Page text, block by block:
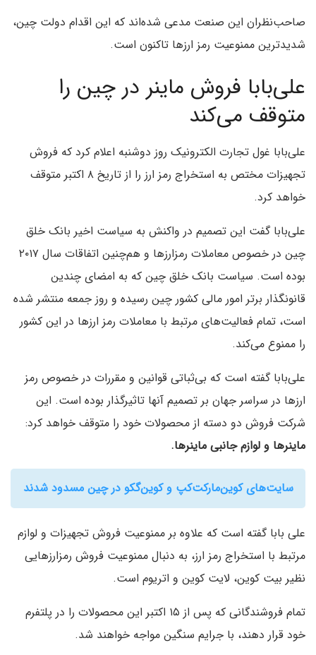
صاحب‌نظران این صنعت مدعی شده‌اند که این اقدام دولت چین،
شدیدترین ممنوعیت رمز ارزها تاکنون است.
علی‌بابا فروش ماینر در چین را
متوقف می‌کند
علی‌بابا غول تجارت الکترونیک روز دوشنبه اعلام کرد که فروش
تجهیزات مختص به استخراج رمز ارز را از تاریخ ۸ اکتبر متوقف
خواهد کرد.
علی‌بابا گفت این تصمیم در واکنش به سیاست اخیر بانک خلق
چین در خصوص معاملات رمزارزها و هم‌چنین اتفاقات سال ۲۰۱۷
بوده است. سیاست بانک خلق چین که به امضای چندین
قانونگذار برتر امور مالی کشور چین رسیده و روز جمعه منتشر شده
است، تمام فعالیت‌های مرتبط با معاملات رمز ارزها در این کشور
را ممنوع می‌کند.
علی‌بابا گفته است که بی‌ثباتی قوانین و مقررات در خصوص رمز
ارزها در سراسر جهان بر تصمیم آنها تاثیرگذار بوده است. این
شرکت فروش دو دسته از محصولات خود را متوقف خواهد کرد:
ماینرها و لوازم جانبی ماینرها.
سایت‌های کوین‌مارکت‌کپ و کوین‌گکو در چین مسدود شدند
علی بابا گفته است که علاوه بر ممنوعیت فروش تجهیزات و لوازم
مرتبط با استخراج رمز ارز، به دنبال ممنوعیت فروش رمزارزهایی
نظیر بیت کوین، لایت کوین و اتریوم است.
تمام فروشندگانی که پس از ۱۵ اکتبر این محصولات را در پلتفرم
خود قرار دهند، با جرایم سنگین مواجه خواهند شد.